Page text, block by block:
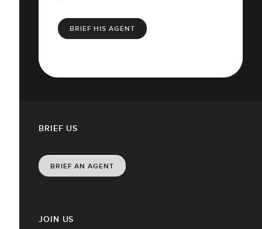
BRIEF HIS AGENT
JOIN US
BRIEF US
BRIEF AN AGENT